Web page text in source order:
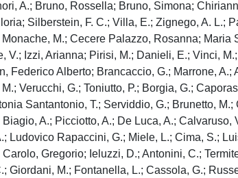
A.; Bruno, Rossella; Bruno, Simona;
Silberstein, F. C.; Villa, E.; Zignego, A. L.;
M.; Cecere Palazzo, Rosanna;
V.; Izzi, Arianna; Pirisi, M.; Danieli, E.; Vinci,
Federico Alberto; Brancaccio, G.; Marrone,
Verucchi, G.; Toniutto, P.; Borgia, G.;
Santantonio, T.; Serviddio, G.; Brunetto,
A.; Picciotto, A.; De Luca, A.;
Ludovico Rapaccini, G.; Miele, L.; Cima, S.;
Gregorio; Ieluzzi, D.; Antonini, C.;
M.; Fontanella, L.; Cassola, G.;